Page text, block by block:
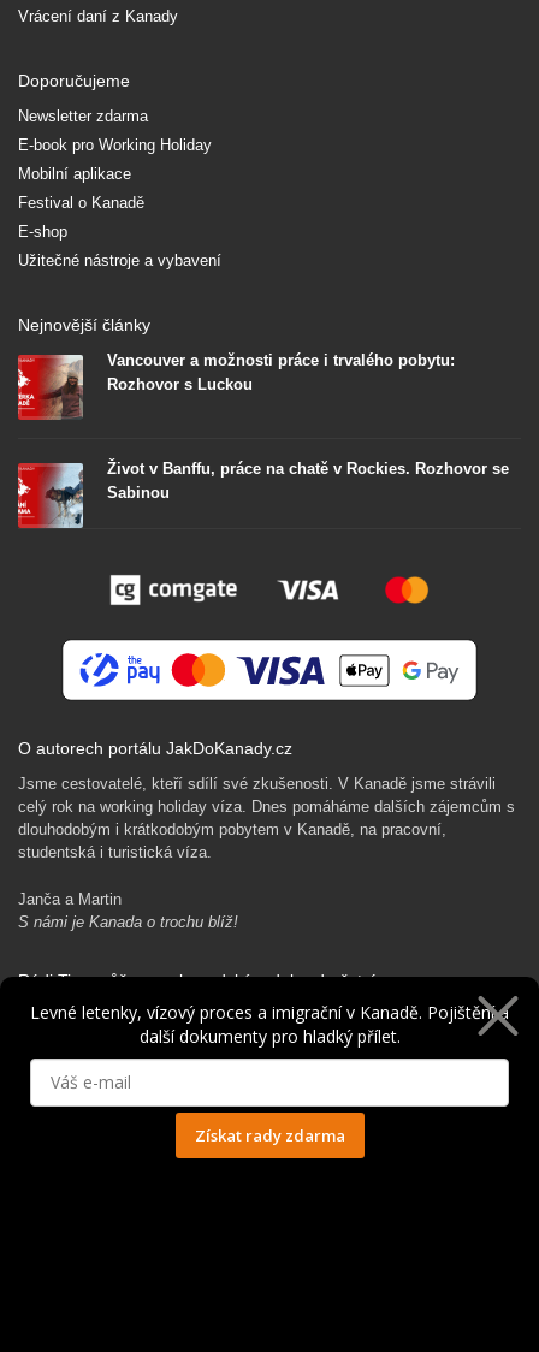
Vrácení daní z Kanady
Doporučujeme
Newsletter zdarma
E-book pro Working Holiday
Mobilní aplikace
Festival o Kanadě
E-shop
Užitečné nástroje a vybavení
Nejnovější články
Vancouver a možnosti práce i trvalého pobytu:
Rozhovor s Luckou
Život v Banffu, práce na chatě v Rockies. Rozhovor se
Sabinou
O autorech portálu JakDoKanady.cz
Jsme cestovatelé, kteří sdílí své zkušenosti. V Kanadě jsme strávili
celý rok na working holiday víza. Dnes pomáháme dalších zájemcům s
dlouhodobým i krátkodobým pobytem v Kanadě, na pracovní,
studentská i turistická víza.
Janča a Martin
S námi je Kanada o trochu blíž!
Rádi Ti pomůžeme s kanadským dobrodružstvím…
Levné letenky, vízový proces a imigrační v Kanadě. Pojištění a
další dokumenty pro hladký přílet.
Získat rady zdarma